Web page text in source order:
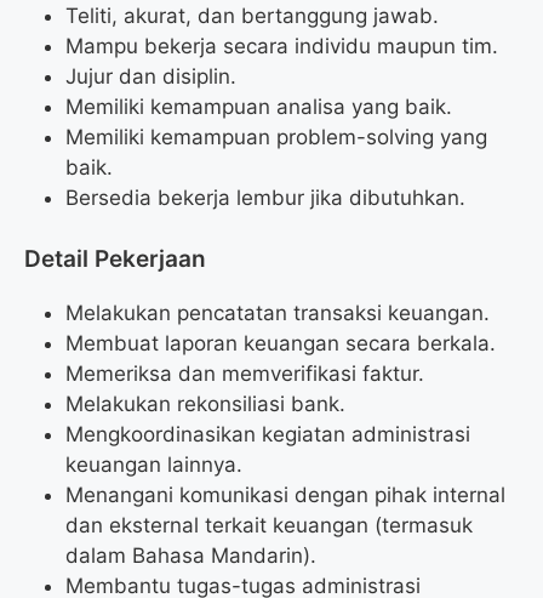
Teliti, akurat, dan bertanggung jawab.
Mampu bekerja secara individu maupun tim.
Jujur dan disiplin.
Memiliki kemampuan analisa yang baik.
Memiliki kemampuan problem-solving yang
baik.
Bersedia bekerja lembur jika dibutuhkan.
Detail Pekerjaan
Melakukan pencatatan transaksi keuangan.
Membuat laporan keuangan secara berkala.
Memeriksa dan memverifikasi faktur.
Melakukan rekonsiliasi bank.
Mengkoordinasikan kegiatan administrasi
keuangan lainnya.
Menangani komunikasi dengan pihak internal
dan eksternal terkait keuangan (termasuk
dalam Bahasa Mandarin).
Membantu tugas-tugas administrasi